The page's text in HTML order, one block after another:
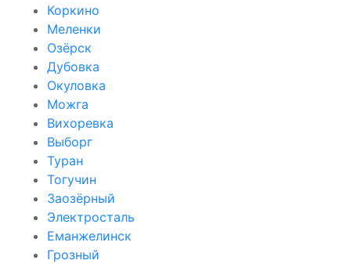
Коркино
Меленки
Озёрск
Дубовка
Окуловка
Можга
Вихоревка
Выборг
Туран
Тогучин
Заозёрный
Электросталь
Еманжелинск
Грозный